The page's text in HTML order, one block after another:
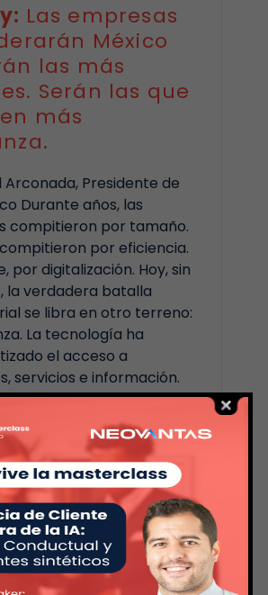
Las empresas
México
las más
Serán las que
más
Arconada, Presidente de
Durante años, las
compitieron por tamaño.
por eficiencia.
por digitalización. Hoy, sin
la verdadera batalla
se libra en otro terreno:
La tecnología ha
el acceso a
servicios e información.
pueden comparar
segundos, cambiar de
con un clic y compartir
una buena o mala
con miles de personas.
escenario, la ventaja
más…